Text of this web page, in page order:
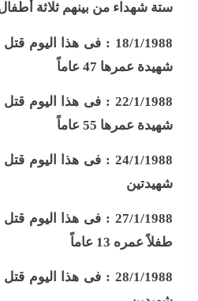
ستة شهداء من بينهم ثلاثة
18/1/1988 :
فى هذا اليوم قتل
شهيدة عمرها 47 عاماً
22/1/1988 :
فى هذا اليوم قتل
شهيدة عمرها 55 عاماً
24/1/1988 :
فى هذا اليوم قتل
شهيدتين
27/1/1988 :
فى هذا اليوم قتل
طفلاً عمره 13 عاماً
28/1/1988 :
فى هذا اليوم قتل